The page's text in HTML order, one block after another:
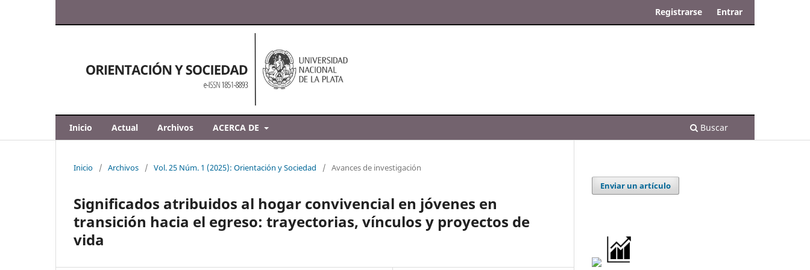
Inicio Actual Archivos ACERCA DE Buscar
Registrarse Entrar
Inicio / Archivos / Vol. 25 Núm. 1 (2025): Orientación y Sociedad / Avances de investigación
Significados atribuidos al hogar convivencial en jóvenes en
transición hacia el egreso: trayectorias, vínculos y proyectos de
vida
Enviar un artículo